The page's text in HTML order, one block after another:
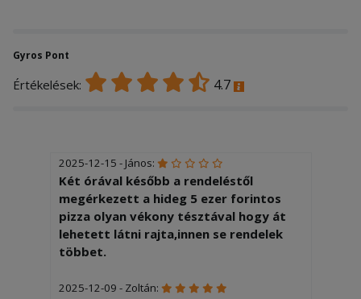
Gyros Pont
Értékelések: 4.7
2025-12-15 - János:
Két órával később a rendeléstől
megérkezett a hideg 5 ezer forintos
pizza olyan vékony tésztával hogy át
lehetett látni rajta,innen se rendelek
többet.
2025-12-09 - Zoltán: